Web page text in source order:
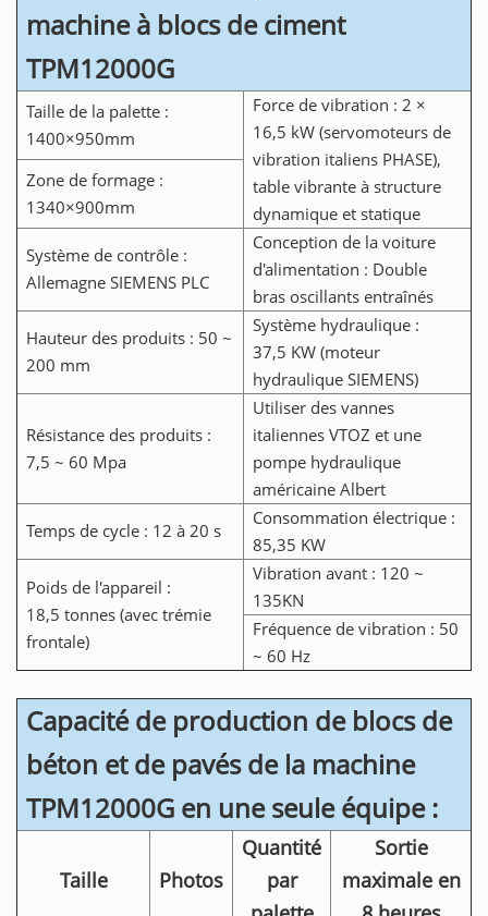
machine à blocs de ciment
TPM12000G
Taille de la palette :
1400×950mm
Force de vibration : 2 ×
16,5 kW (servomoteurs de
vibration italiens PHASE),
table vibrante à structure
dynamique et statique
Zone de formage :
1340×900mm
Système de contrôle :
Allemagne SIEMENS PLC
Conception de la voiture
d'alimentation : Double
bras oscillants entraînés
Hauteur des produits : 50 ~
200 mm
Système hydraulique :
37,5 KW (moteur
hydraulique SIEMENS)
Résistance des produits :
7,5 ~ 60 Mpa
Utiliser des vannes
italiennes VTOZ et une
pompe hydraulique
américaine Albert
Temps de cycle : 12 à 20 s
Consommation électrique :
85,35 KW
Poids de l'appareil :
18,5 tonnes (avec trémie
frontale)
Vibration avant : 120 ~
135KN
Fréquence de vibration : 50
~ 60 Hz
Capacité de production de blocs de
béton et de pavés de la machine
TPM12000G en une seule équipe :
Taille Photos
Quantité
par
Sortie
maximale en